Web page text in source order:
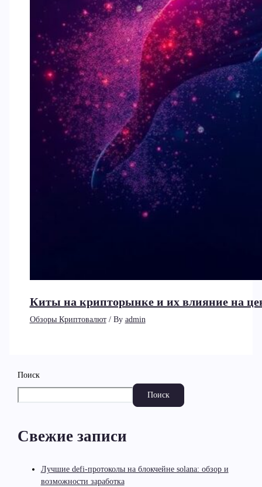
Киты на крипторынке и их влияние на
Обзоры Криптовалют/ By admin
Поиск
Поиск
Свежие записи
Лучшие defi-протоколы на блокчейне solana: обзор и
возможности заработка